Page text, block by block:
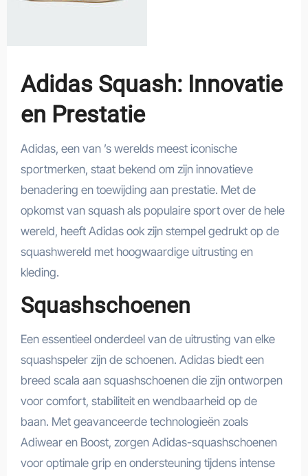
Adidas Squash: Innovatie
en Prestatie
Adidas, een van ’s werelds meest iconische
sportmerken, staat bekend om zijn innovatieve
benadering en toewijding aan prestatie. Met de
opkomst van squash als populaire sport over de hele
wereld, heeft Adidas ook zijn stempel gedrukt op de
squashwereld met hoogwaardige uitrusting en
kleding.
Squashschoenen
Een essentieel onderdeel van de uitrusting van elke
squashspeler zijn de schoenen. Adidas biedt een
breed scala aan squashschoenen die zijn ontworpen
voor comfort, stabiliteit en wendbaarheid op de
baan. Met geavanceerde technologieën zoals
Adiwear en Boost, zorgen Adidas-squashschoenen
voor optimale grip en ondersteuning tijdens intense